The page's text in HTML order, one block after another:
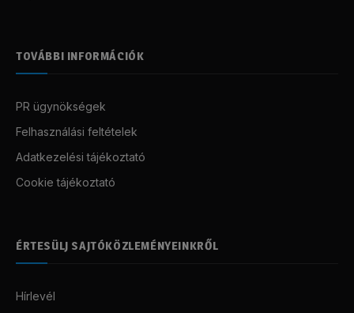
TOVÁBBI INFORMÁCIÓK
PR ügynökségek
Felhasználási feltételek
Adatkezelési tájékoztató
Cookie tájékoztató
ÉRTESÜLJ SAJTÓKÖZLEMÉNYEINKRŐL
Hírlevél